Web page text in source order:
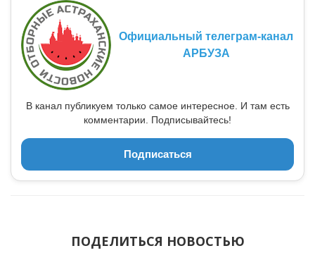
Официальный телеграм-канал
АРБУЗА
В канал публикуем только самое интересное. И там есть
комментарии. Подписывайтесь!
Подписаться
ПОДЕЛИТЬСЯ НОВОСТЬЮ